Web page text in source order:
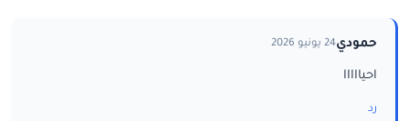
حمودي24 يونيو 2026
احيااااا
رد